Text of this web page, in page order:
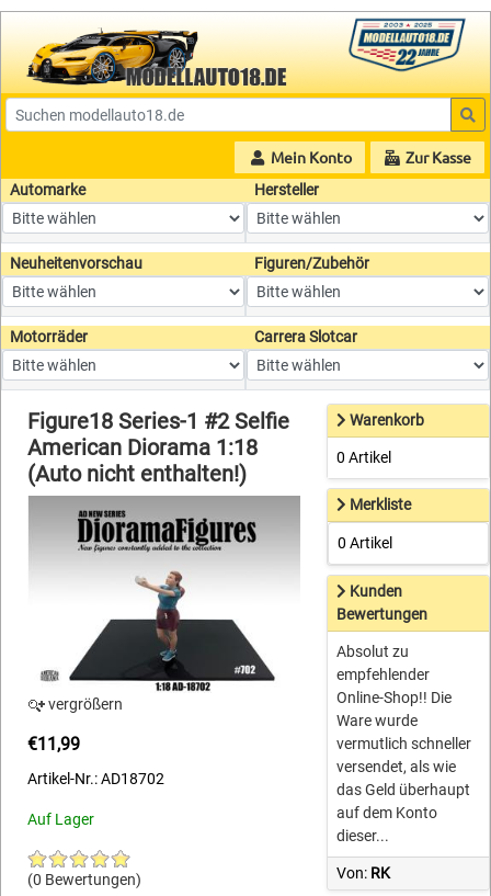
Mein Konto Zur Kasse
Automarke Hersteller
Neuheitenvorschau Figuren/Zubehör
Motorräder Carrera Slotcar
Figure18 Series-1 #2 Selfie
American Diorama 1:18
(Auto nicht enthalten!)
vergrößern
€11,99
Artikel-Nr.: AD18702
Auf Lager
(0 Bewertungen)
Warenkorb
0 Artikel
Merkliste
0 Artikel
Kunden
Bewertungen
Absolut zu
empfehlender
Online-Shop!! Die
Ware wurde
vermutlich schneller
versendet, als wie
das Geld überhaupt
auf dem Konto
dieser...
Von: RK